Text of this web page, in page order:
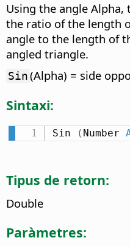
Using the angle Alpha,
the ratio of the length
angle to the length of
angled triangle.
Sin(Alpha) = side
Sintaxi:
Sin ( Number
Tipus de retorn:
Double
Paràmetres: